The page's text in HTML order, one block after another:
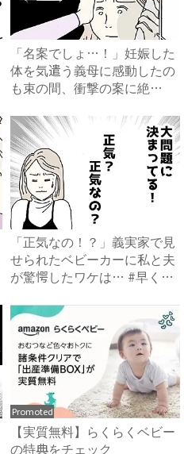
「名案でしょ…！」妊娠した
体を気遣う義母に感動したの
も束の間、衝撃の案に絶
「正気なの！？」義実家で見
せられたベビーカーに私と夫
が驚愕したワケは… #早く
Promoted
【実質無料】らくらくベビー
の特典をチェック